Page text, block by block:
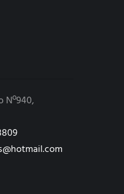
Nº940,